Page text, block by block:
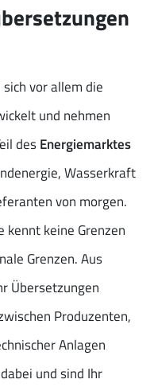
vor allem die
und nehmen
desEnergiemarktes
Wasserkraft
von morgen.
kennt keine Grenzen
Grenzen. Aus
Übersetzungen
Produzenten,
Anlagen
und sind Ihr